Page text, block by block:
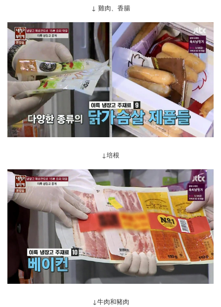
↓ 雞肉、香腸
↓培根
↓牛肉和豬肉